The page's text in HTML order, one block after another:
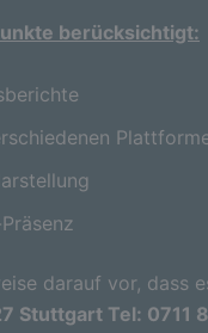
berücksichtigt:
darauf vor, dass
Stuttgart Tel: 0711